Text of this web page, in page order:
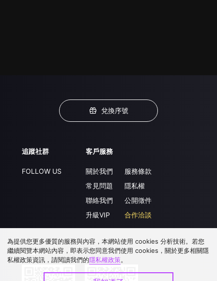
兌換序號
追蹤社群
FOLLOW US
客戶服務
關於我們
常見問題
聯絡我們
升級VIP
服務條款
隱私權
公開徵件
合作洽談
下載 APP
為提供您更多優質的服務與內容，本網站使用 cookies 分析技術。若您
繼續閱覽本網站內容，即表示您同意我們使用 cookies，關於更多相關隱
私權政策資訊，請閱讀我們的隱私權政策。